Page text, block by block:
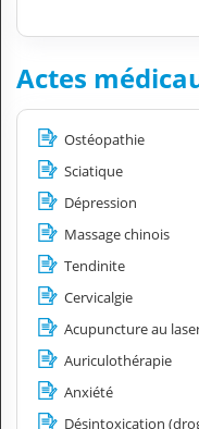
Actes
Ostéopathie
Sciatique
Dépression
Massage chinois
Tendinite
Cervicalgie
Acupuncture au
Auriculothérapie
Anxiété
Désintoxication